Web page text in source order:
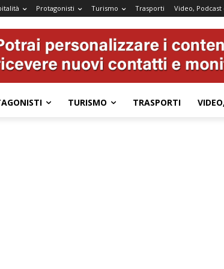
Protagonisti Turismo Trasporti Video,
TURISMO TRASPORTI